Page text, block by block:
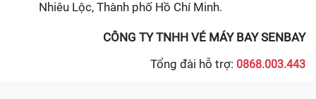
Nhiêu Lộc, Thành phố Hồ Chí Minh.
CÔNG TY TNHH VÉ MÁY BAY SENBAY
Tổng đài hỗ trợ: 0868.003.443